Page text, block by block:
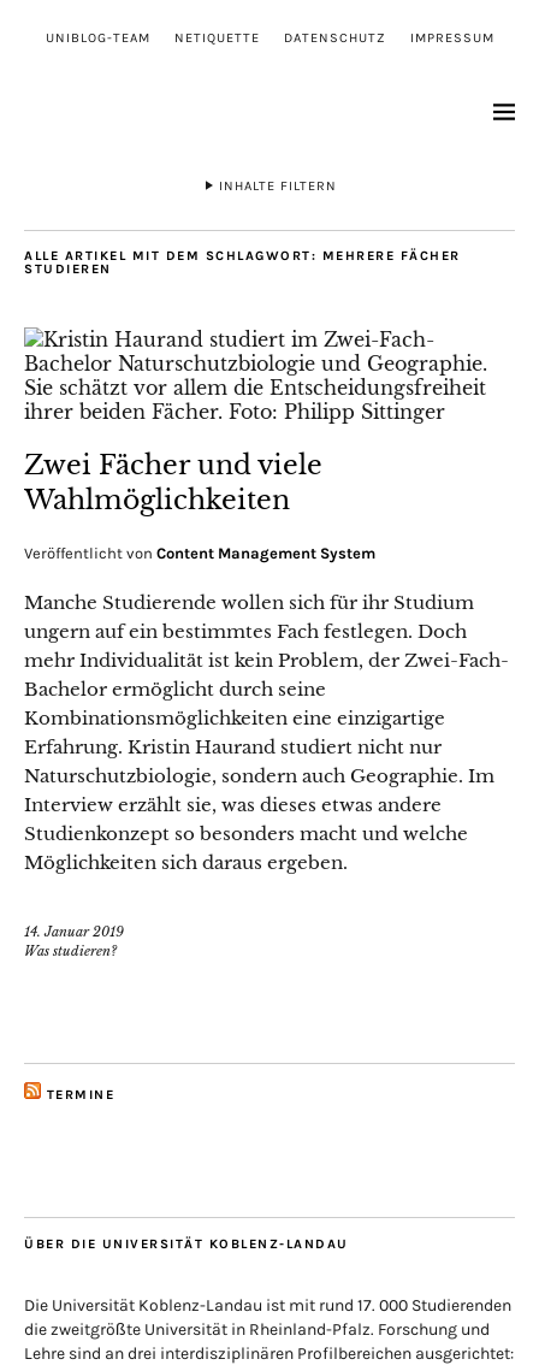
UNIBLOG-TEAM NETIQUETTE DATENSCHUTZ IMPRESSUM
INHALTE FILTERN
ALLE ARTIKEL MIT DEM SCHLAGWORT: MEHRERE FÄCHER
STUDIEREN
Zwei Fächer und viele
Wahlmöglichkeiten
Veröffentlicht von Content Management System
Manche Studierende wollen sich für ihr Studium
ungern auf ein bestimmtes Fach festlegen. Doch
mehr Individualität ist kein Problem, der Zwei-Fach-
Bachelor ermöglicht durch seine
Kombinationsmöglichkeiten eine einzigartige
Erfahrung. Kristin Haurand studiert nicht nur
Naturschutzbiologie, sondern auch Geographie. Im
Interview erzählt sie, was dieses etwas andere
Studienkonzept so besonders macht und welche
Möglichkeiten sich daraus ergeben.
14. Januar 2019
Was studieren?
TERMINE
ÜBER DIE UNIVERSITÄT KOBLENZ-LANDAU
Die Universität Koblenz-Landau ist mit rund 17. 000 Studierenden
die zweitgrößte Universität in Rheinland-Pfalz. Forschung und
Lehre sind an drei interdisziplinären Profilbereichen ausgerichtet: